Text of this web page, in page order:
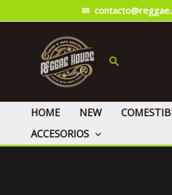
al
✉
Buscar
HOME NEW
ACCESORIOS